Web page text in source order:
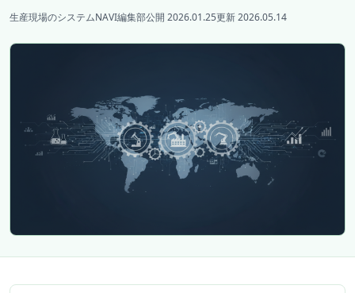
生産現場のシステムNAVI編集部公開 2026.01.25更新 2026.05.14